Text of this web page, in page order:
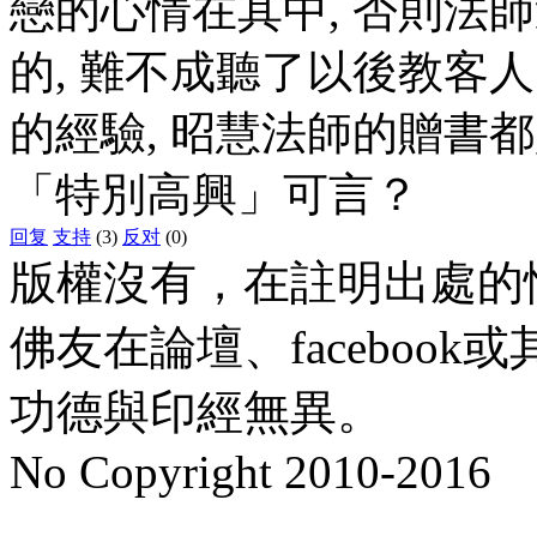
戀的心情在其中, 否則法
的, 難不成聽了以後教客
的經驗, 昭慧法師的贈書
「特別高興」可言？
回复 支持 (3) 反对 (0)
版權沒有，在註明出處
佛友在論壇、facebook
功德與印經無異。
No Copyright 2010-2016